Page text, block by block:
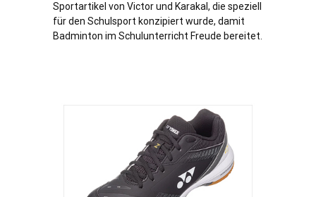
Sportartikel von Victor und Karakal, die speziell
für den Schulsport konzipiert wurde, damit
Badminton im Schulunterricht Freude bereitet.